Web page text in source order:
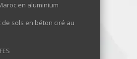
en aluminium
de sols en béton ciré au